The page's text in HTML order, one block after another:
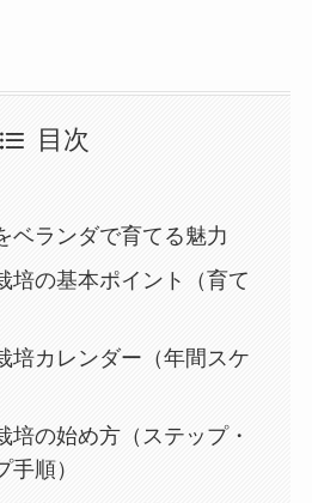
目次
ベランダで育てる魅力
培の基本ポイント（育て
培カレンダー（年間スケ
培の始め方（ステップ・
順）